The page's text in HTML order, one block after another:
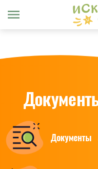
menu
Документы